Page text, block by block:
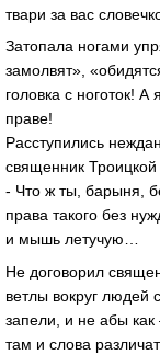
твари за вас
Затопала ногами
замолвят»,
головка с ноготок!
праве!
Расступились
священник Троицкой
- Что ж ты, барыня,
права такого без
и мышь летучую…
Не договорил
ветлы вокруг людей
запели, и не абы как
там и слова